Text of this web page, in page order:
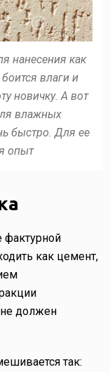
нанесения как
влаги и
новичку. А вот
влажных
быстро. Для ее
опыт
фактурной
как цемент,
не должен
так: